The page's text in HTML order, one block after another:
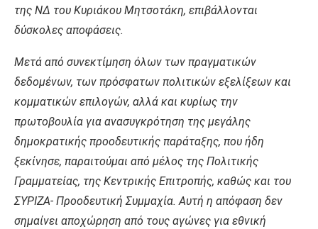
της ΝΔ του Κυριάκου Μητσοτάκη, επιβάλλονται
δύσκολες αποφάσεις.
Μετά από συνεκτίμηση όλων των πραγματικών
δεδομένων, των πρόσφατων πολιτικών εξελίξεων και
κομματικών επιλογών, αλλά και κυρίως την
πρωτοβουλία για ανασυγκρότηση της μεγάλης
δημοκρατικής προοδευτικής παράταξης, που ήδη
ξεκίνησε, παραιτούμαι από μέλος της Πολιτικής
Γραμματείας, της Κεντρικής Επιτροπής, καθώς και του
ΣΥΡΙΖΑ- Προοδευτική Συμμαχία. Αυτή η απόφαση δεν
σημαίνει αποχώρηση από τους αγώνες για εθνική